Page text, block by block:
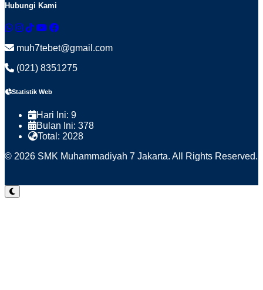
Hubungi Kami
muh7tebet@gmail.com
(021) 8351275
Statistik Web
Hari Ini: 9
Bulan Ini: 378
Total: 2028
© 2026 SMK Muhammadiyah 7 Jakarta. All Rights Reserved.